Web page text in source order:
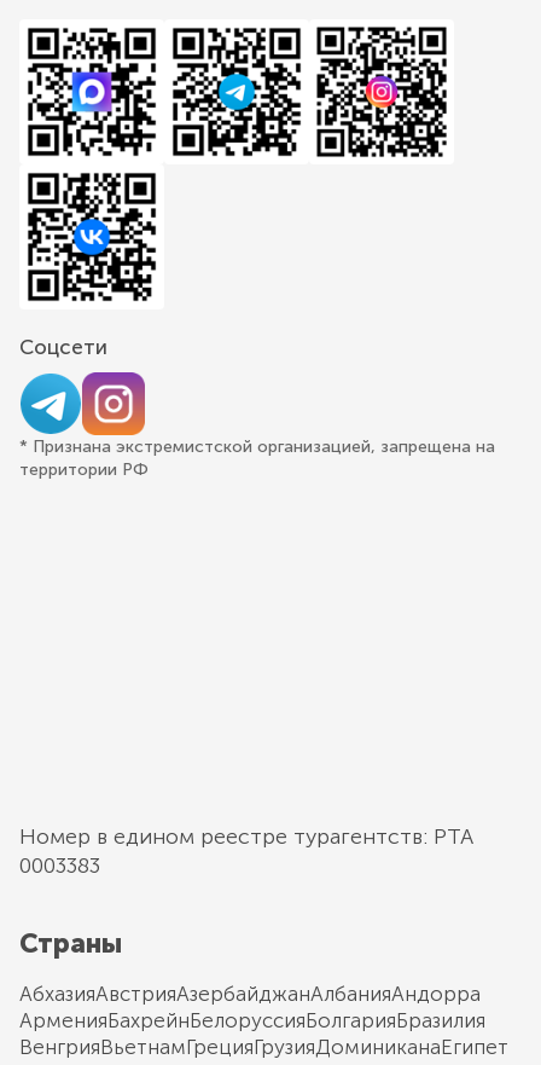
Соцсети
* Признана экстремистской организацией, запрещена на
территории РФ
Номер в едином реестре турагентств: РТА
0003383
Страны
АбхазияАвстрияАзербайджанАлбанияАндорра
АрменияБахрейнБелоруссияБолгарияБразилия
ВенгрияВьетнамГрецияГрузияДоминиканаЕгипет